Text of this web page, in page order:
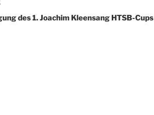
des 1. Joachim Kleensang HTSB-Cups